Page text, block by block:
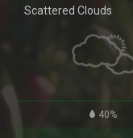
Scattered Clouds
40%